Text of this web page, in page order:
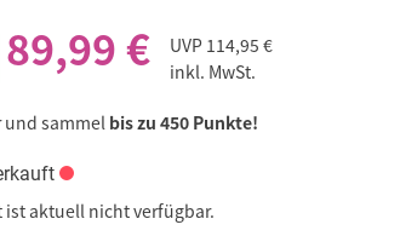
89,99 € UVP 114,95 €
inkl. MwSt.
und sammel bis zu 450 Punkte!
ist aktuell nicht verfügbar.